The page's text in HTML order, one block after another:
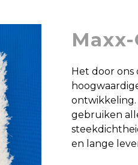
Het door
ontwikkeling.
gebruiken
en lange